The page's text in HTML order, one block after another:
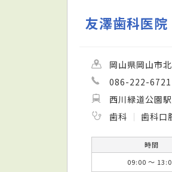
友澤歯科医院
岡山県岡山市
086-222-6721
西川緑道公園駅
歯科
歯科口
時間
09:00 ～